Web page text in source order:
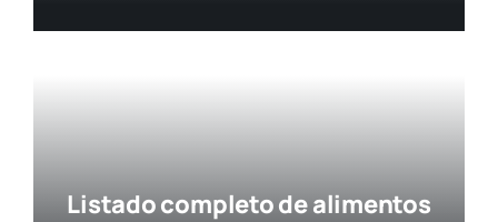
Listado completo de alimentos